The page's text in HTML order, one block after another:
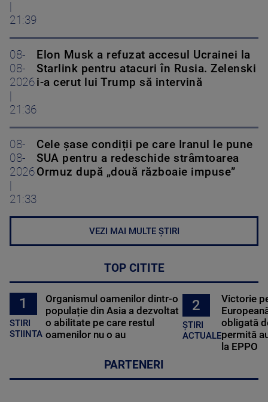
21:39
08-
08-
2026
21:36
Elon Musk a refuzat accesul Ucrainei la
Starlink pentru atacuri în Rusia. Zelenski
i-a cerut lui Trump să intervină
08-
08-
2026
21:33
Cele șase condiții pe care Iranul le pune
SUA pentru a redeschide strâmtoarea
Ormuz după „două războaie impuse”
VEZI MAI MULTE ȘTIRI
TOP CITITE
1
STIRI
STIINTA
Organismul oamenilor dintr-o
populație din Asia a dezvoltat
o abilitate pe care restul
oamenilor nu o au
2
ȘTIRI
ACTUALE
Victorie
obligată
permită
la EPPO
PARTENERI